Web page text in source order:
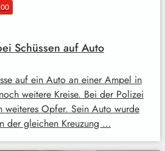
Schüssen auf Auto
auf ein Auto an einer Ampel in
weitere Kreise. Bei der Polizei
weiteres Opfer. Sein Auto wurde
der gleichen Kreuzung …